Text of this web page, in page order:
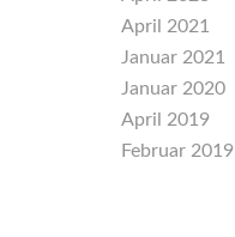
April 2021
Januar 2021
Januar 2020
April 2019
Februar 2019